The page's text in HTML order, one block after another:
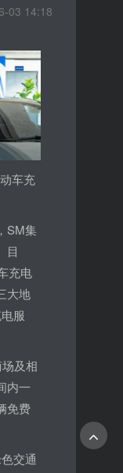
03 14:18
车充
SM集
目
充电
大地
服
及相
内一
免费
交通